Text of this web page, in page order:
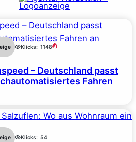
Klicks: 1148
– Deutschland passt
Fahren
Klicks: 54